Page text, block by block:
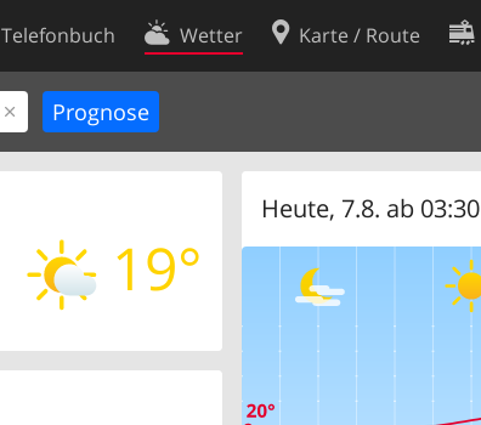
Telefonbuch Wetter Karte / Route
19°
Heute, 7.8. ab 03:30
Kontakt
Nutzungsbedingungen